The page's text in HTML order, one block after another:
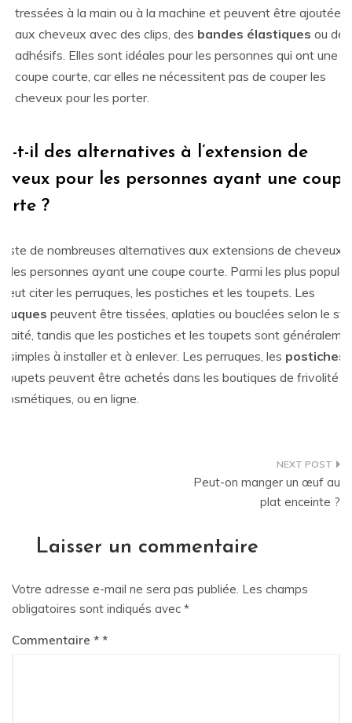
tressées à la main ou à la machine et peuvent être ajoutées
aux cheveux avec des clips, des bandes élastiques ou des
adhésifs. Elles sont idéales pour les personnes qui ont une
coupe courte, car elles ne nécessitent pas de couper les
cheveux pour les porter.
t-il des alternatives à l’extension de
pour les personnes ayant une coupe
?
de nombreuses alternatives aux extensions de cheveux
les personnes ayant une coupe courte. Parmi les plus
citer les perruques, les postiches et les toupets. Les
peuvent être tissées, aplaties ou bouclées selon le
tandis que les postiches et les toupets sont
simples à installer et à enlever. Les perruques, les postiches
toupets peuvent être achetés dans les boutiques de frivolité
ou en ligne.
l’article
Peut-on manger un œuf au
plat enceinte ?
Laisser un commentaire
Votre adresse e-mail ne sera pas publiée. Les champs
obligatoires sont indiqués avec *
Commentaire *